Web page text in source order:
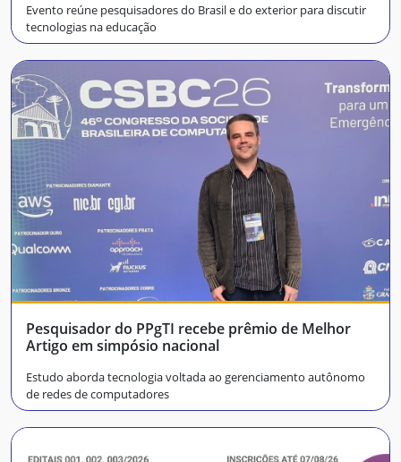
Evento reúne pesquisadores do Brasil e do exterior para discutir
tecnologias na educação
Pesquisador do PPgTI recebe prêmio de Melhor
Artigo em simpósio nacional
Estudo aborda tecnologia voltada ao gerenciamento autônomo
de redes de computadores